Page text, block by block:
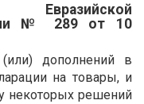
Евразийской
№ 289 от 10
дополнений в
на товары, и
некоторых решений